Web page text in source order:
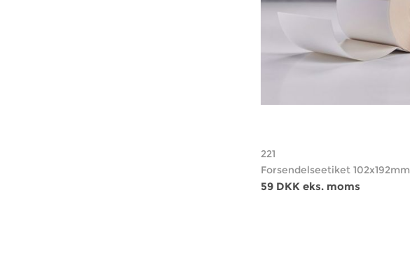
221
Forsendelseetiket 102x192mm
59 DKK eks. moms